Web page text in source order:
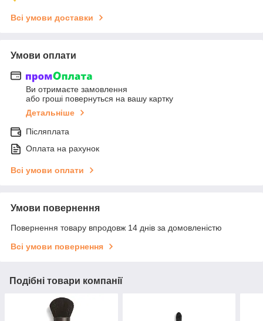
Всі умови доставки
Умови оплати
Ви отримаєте замовлення
або гроші повернуться на вашу картку
Детальніше
Післяплата
Оплата на рахунок
Всі умови оплати
Умови повернення
Повернення товару впродовж 14 днів за домовленістю
Всі умови повернення
Подібні товари компанії